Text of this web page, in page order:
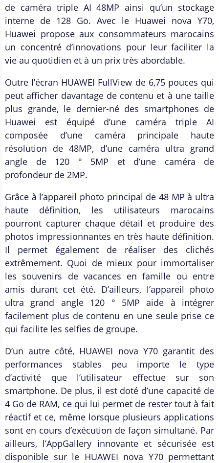
de caméra triple AI 48MP ainsi qu’un stockage
interne de 128 Go. Avec le Huawei nova Y70,
Huawei propose aux consommateurs marocains
un concentré d’innovations pour leur faciliter la
vie au quotidien et à un prix très abordable.
Outre l’écran HUAWEI FullView de 6,75 pouces qui
peut afficher davantage de contenu et à une taille
plus grande, le dernier-né des smartphones de
Huawei est équipé d’une caméra triple AI
composée d’une caméra principale haute
résolution de 48MP, d’une caméra ultra grand
angle de 120 ° 5MP et d’une caméra de
profondeur de 2MP.
Grâce à l’appareil photo principal de 48 MP à ultra
haute définition, les utilisateurs marocains
pourront capturer chaque détail et produire des
photos impressionnantes en très haute définition.
Il permet également de réaliser des clichés
extrêmement. Quoi de mieux pour immortaliser
les souvenirs de vacances en famille ou entre
amis durant cet été. D’ailleurs, l’appareil photo
ultra grand angle 120 ° 5MP aide à intégrer
facilement plus de contenu en une seule prise ce
qui facilite les selfies de groupe.
D’un autre côté, HUAWEI nova Y70 garantit des
performances stables peu importe le type
d’activité que l’utilisateur effectue sur son
smartphone. De plus, il est doté d’une capacité de
4 Go de RAM, ce qui lui permet de rester tout à fait
réactif et ce, même lorsque plusieurs applications
sont en cours d’exécution de façon simultané. Par
ailleurs, l’AppGallery innovante et sécurisée est
disponible sur le HUAWEI nova Y70 permettant